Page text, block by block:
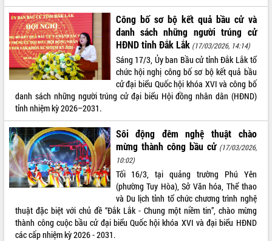
Công bố sơ bộ kết quả bầu cử và
danh sách những người trúng cử
HĐND tỉnh Đắk Lắk (17/03/2026, 14:14)
Sáng 17/3, Ủy ban Bầu cử tỉnh Đắk Lắk tổ
chức hội nghị công bố sơ bộ kết quả bầu
cử đại biểu Quốc hội khóa XVI và công bố
danh sách những người trúng cử đại biểu Hội đồng nhân dân (HĐND)
tỉnh nhiệm kỳ 2026–2031.
Sôi động đêm nghệ thuật chào
mừng thành công bầu cử (17/03/2026,
10:02)
Tối 16/3, tại quảng trường Phú Yên
(phường Tuy Hòa), Sở Văn hóa, Thể thao
và Du lịch tỉnh tổ chức chương trình nghệ
thuật đặc biệt với chủ đề “Đắk Lắk - Chung một niềm tin”, chào mừng
thành công cuộc bầu cử đại biểu Quốc hội khóa XVI và đại biểu HĐND
các cấp nhiệm kỳ 2026 - 2031.